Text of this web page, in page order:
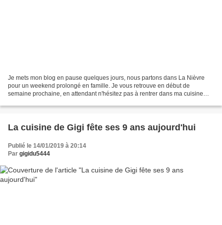
Je mets mon blog en pause quelques jours, nous partons dans La Nièvre
pour un weekend prolongé en famille. Je vous retrouve en début de
semaine prochaine, en attendant n'hésitez pas à rentrer dans ma cuisine
La cuisine de Gigi fête ses 9 ans aujourd'hui
Publié le 14/01/2019 à 20:14
Par gigidu5444